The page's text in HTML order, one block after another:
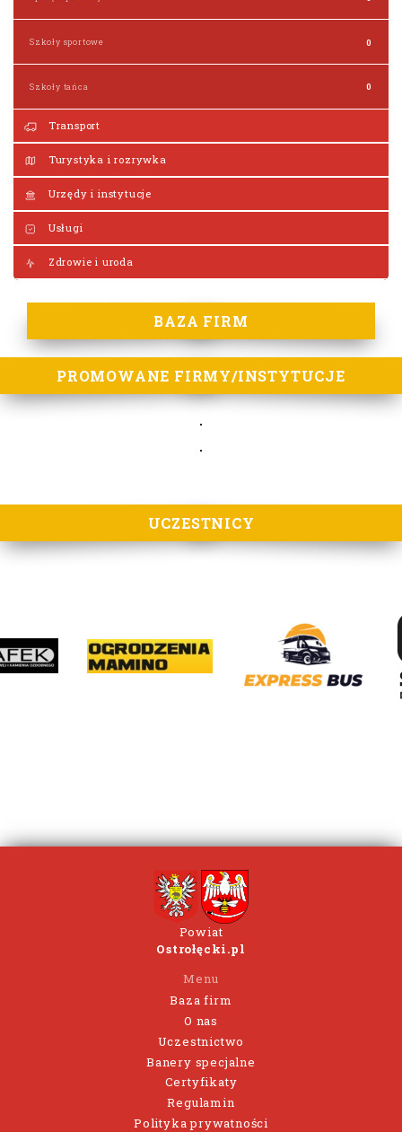
Szkoły sportowe 0
Szkoły tańca 0
Transport
Turystyka i rozrywka
Urzędy i instytucje
Usługi
Zdrowie i uroda
BAZA FIRM
PROMOWANE FIRMY/INSTYTUCJE
UCZESTNICY
Powiat
Ostrołęcki.pl
Menu
Baza firm
O nas
Uczestnictwo
Banery specjalne
Certyfikaty
Regulamin
Polityka prywatności